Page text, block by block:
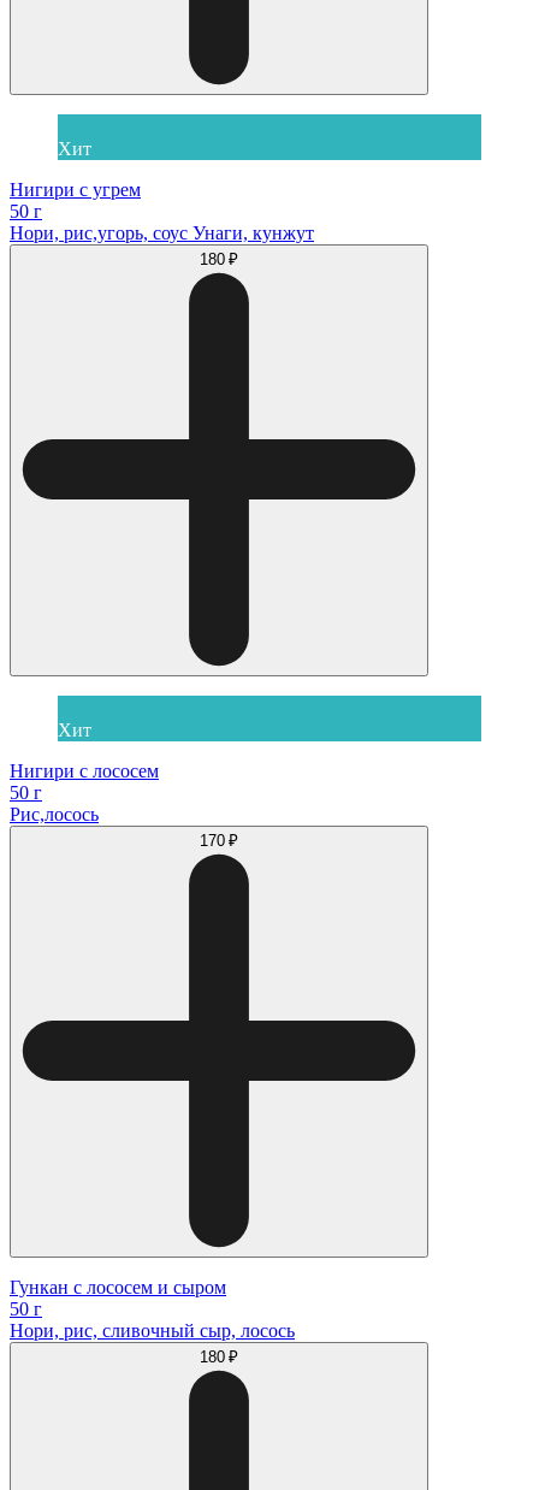
Хит
Нигири с угрем
50 г
Нори, рис,угорь, соус Унаги, кунжут
180 ₽
Хит
Нигири с лососем
50 г
Рис,лосось
170 ₽
Гункан с лососем и сыром
50 г
Нори, рис, сливочный сыр, лосось
180 ₽